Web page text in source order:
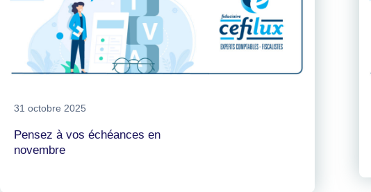
31 octobre 2025
Pensez à vos échéances en
novembre